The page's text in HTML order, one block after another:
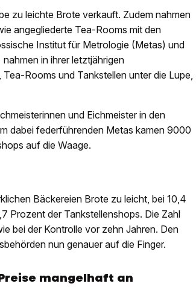
zu leichte Brote verkauft. Zudem nahmen
angegliederte Tea-Rooms mit den
Institut für Metrologie (Metas) und
in ihrer letztjährigen
Rooms und Tankstellen unter die Lupe,
und Eichmeister in den
dabei federführenden Metas kamen 9000
auf die Waage.
Bäckereien Brote zu leicht, bei 10,4
Prozent der Tankstellenshops. Die Zahl
bei der Kontrolle vor zehn Jahren. Den
nun genauer auf die Finger.
mangelhaft an